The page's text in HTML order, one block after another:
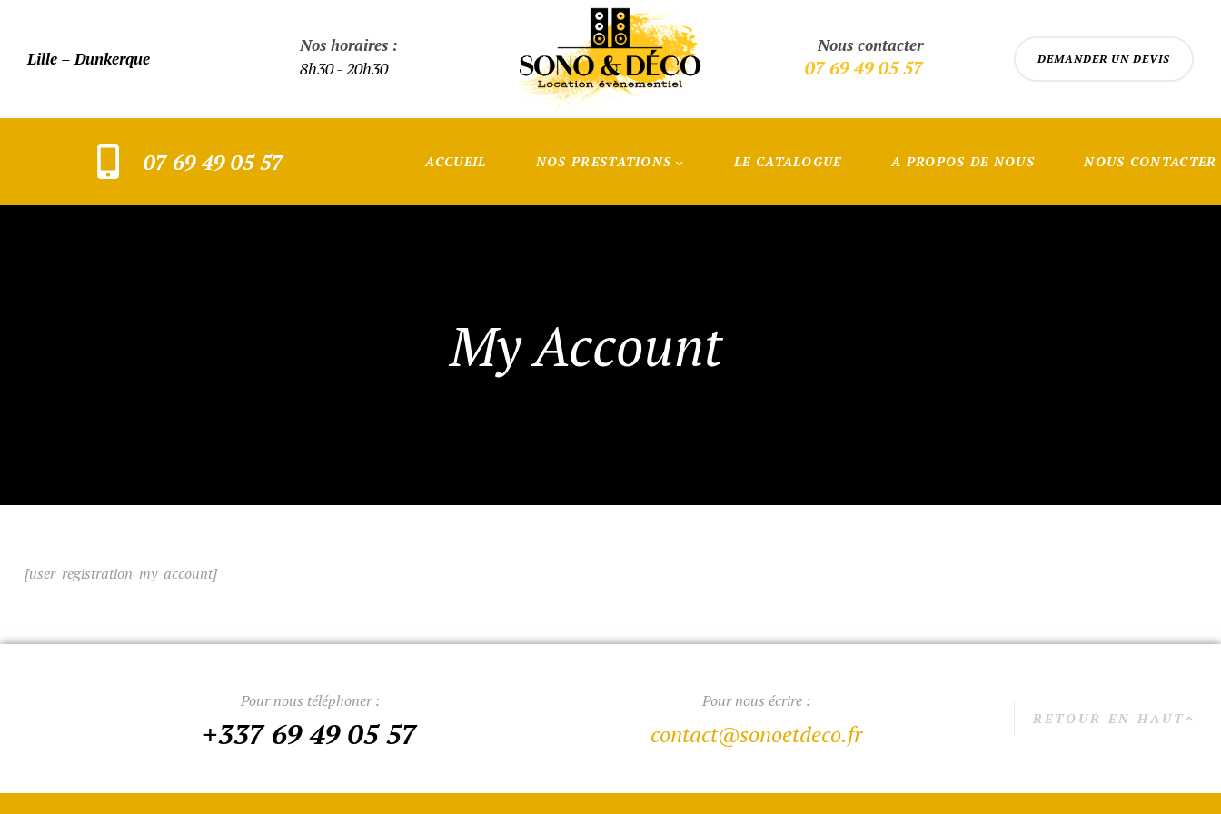
Lille – Dunkerque
Nos horaires :
8h30 - 20h30
Nous contacter
07 69 49 05 57 DEMANDER UN DEVIS
07 69 49 05 57 ACCUEIL NOS PRESTATIONS LE CATALOGUE A PROPOS DE NOUS NOUS CONTACTER
My Account
[user_registration_my_account]
Pour nous téléphoner :
+337 69 49 05 57
Pour nous écrire :
contact@sonoetdeco.fr
RETOUR EN HAUT